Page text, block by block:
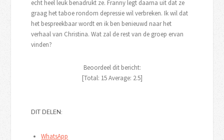
echt heel leuk benadrukt ze. Franny legt daarna uit dat ze
graag het taboe rondom depressie wil verbreken. Ik wil dat
het bespreekbaar wordt en ik ben benieuwd naar het
verhaal van Christina. Wat zal de rest van de groep ervan
vinden?
Beoordeel dit bericht:
[Total: 15Average: 2.5]
DIT DELEN:
WhatsApp